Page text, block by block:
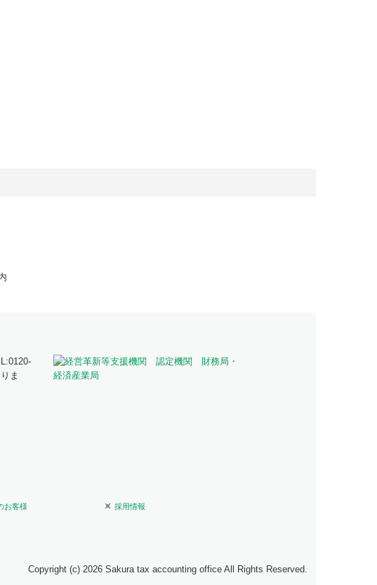
お客様 採用情報
Copyright (c) 2026 Sakura tax accounting office All Rights Reserved.